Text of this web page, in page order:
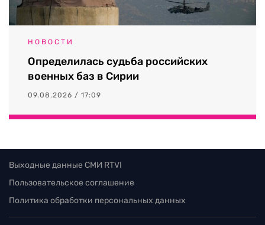
НОВОСТИ
Определилась судьба российских
военных баз в Сирии
09.08.2026 / 17:09
Выходные данные СМИ RTVI
Пользовательское соглашение
Политика обработки персональных данных